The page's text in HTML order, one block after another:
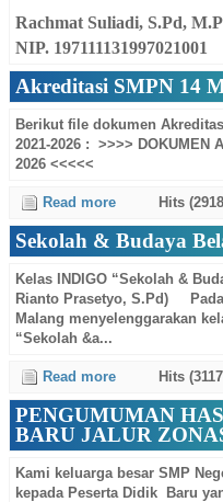
Rachmat Suliadi, S.Pd,
NIP. 197111131997021001
Akreditasi SMPN 14
Berikut file dokumen
2021-2026 : >>>> DOKUMEN
2026 <<<<<
Read more Hits
Sekolah & Budaya
Kelas INDIGO “Sekolah &
Rianto Prasetyo, S.Pd) Pada
Malang menyelenggarakan
“Sekolah &a...
Read more Hits
PENGUMUMAN
BARU JALUR
Kami keluarga besar SMP
kepada Peserta Didik Baru